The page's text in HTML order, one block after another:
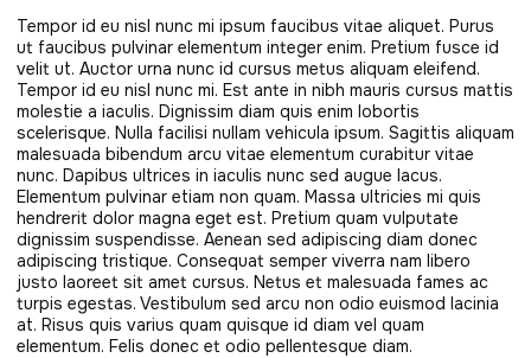
Tempor id eu nisl nunc mi ipsum faucibus vitae aliquet. Purus
ut faucibus pulvinar elementum integer enim. Pretium fusce id
velit ut. Auctor urna nunc id cursus metus aliquam eleifend.
Tempor id eu nisl nunc mi. Est ante in nibh mauris cursus mattis
molestie a iaculis. Dignissim diam quis enim lobortis
scelerisque. Nulla facilisi nullam vehicula ipsum. Sagittis aliquam
malesuada bibendum arcu vitae elementum curabitur vitae
nunc. Dapibus ultrices in iaculis nunc sed augue lacus.
Elementum pulvinar etiam non quam. Massa ultricies mi quis
hendrerit dolor magna eget est. Pretium quam vulputate
dignissim suspendisse. Aenean sed adipiscing diam donec
adipiscing tristique. Consequat semper viverra nam libero
justo laoreet sit amet cursus. Netus et malesuada fames ac
turpis egestas. Vestibulum sed arcu non odio euismod lacinia
at. Risus quis varius quam quisque id diam vel quam
elementum. Felis donec et odio pellentesque diam.